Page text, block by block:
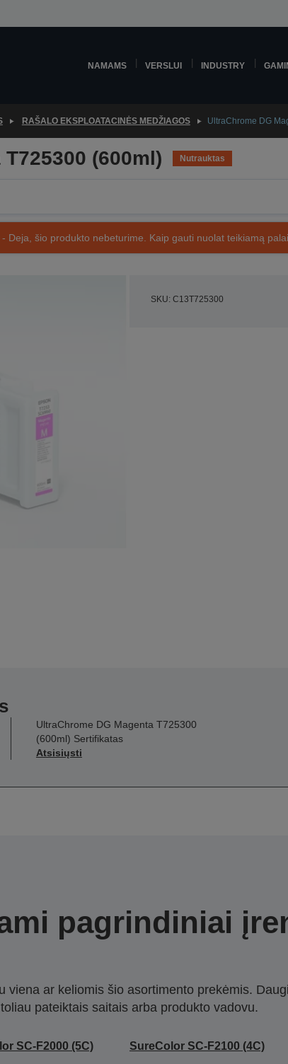
NAMAMS VERSLUI INDUSTRY
RAŠALO EKSPLOATACINĖS MEDŽIAGOS UltraChrome DG
(600ml) Nutrauktas
Deja, šio produkto nebeturime. Kaip gauti nuolat teikiamą
SKU: C13T725300
UltraChrome DG Magenta T725300
(600ml) Sertifikatas
Atsisiųsti
pagrindiniai
viena ar keliomis šio asortimento prekėmis.
toliau pateiktais saitais arba produkto vadovu.
SC-F2000 (5C) SureColor SC-F2100 (4C)